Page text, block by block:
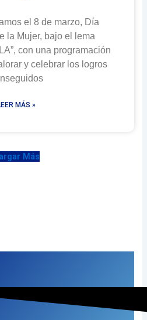
el 8 de marzo, Día
la Mujer, bajo el lema
con una programación
y celebrar los logros
MÁS »
Más